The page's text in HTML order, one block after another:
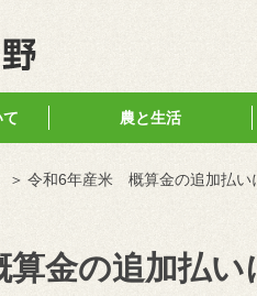
農と生活
令和6年産米 概算金の追加払い
金の追加払い